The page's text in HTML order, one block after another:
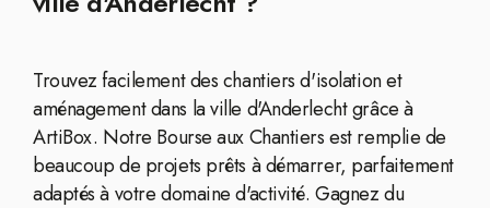
Trouvez facilement des chantiers d'isolation et
aménagement dans la ville d'Anderlecht grâce à
ArtiBox. Notre Bourse aux Chantiers est remplie de
beaucoup de projets prêts à démarrer, parfaitement
adaptés à votre domaine d'activité. Gagnez du